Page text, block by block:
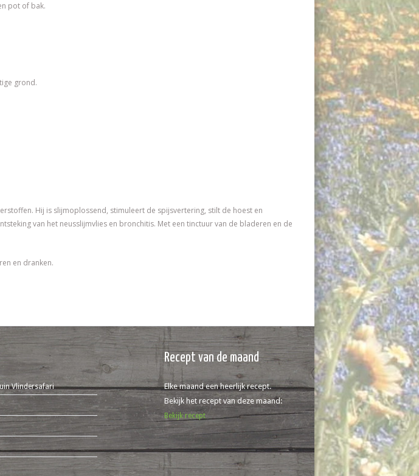
pot of bak.
grond.
Hij is slijmoplossend, stimuleert de spijsvertering, stilt de hoest en
van het neusslijmvlies en bronchitis. Met een tinctuur van de bladeren en de
en dranken.
Vlindersafari
Recept van de maand
Elke maand een heerlijk recept.
Bekijk het recept van deze maand:
Bekijk recept